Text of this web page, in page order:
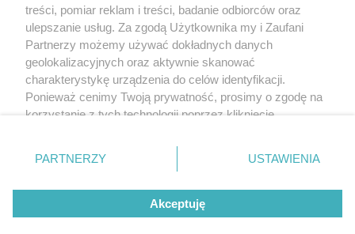
O nas
treści, pomiar reklam i treści, badanie odbiorców oraz
ulepszanie usług. Za zgodą Użytkownika my i Zaufani
Partnerzy możemy używać dokładnych danych
geolokalizacyjnych oraz aktywnie skanować
charakterystykę urządzenia do celów identyfikacji.
Ponieważ cenimy Twoją prywatność, prosimy o zgodę na
korzystanie z tych technologii poprzez kliknięcie
zmienić/wycofać klikając przycisk ustawień prywatności
znajdujący się w lewym dolnym rogu strony
rodzaje przetwarzania danych nie wymagają zgody
użytkownika, ale masz prawo sprzeciwić się takiemu
przetwarzaniu. Preferencje będą miały zastosowanie tylko
PARTNERZY USTAWIENIA
Akceptuję